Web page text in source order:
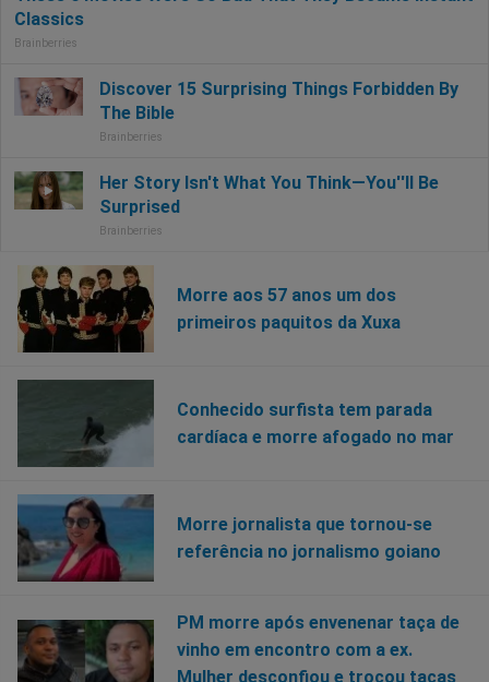
Morre aos 57 anos um dos
primeiros paquitos da Xuxa
Conhecido surfista tem parada
cardíaca e morre afogado no mar
Morre jornalista que tornou-se
referência no jornalismo goiano
PM morre após envenenar taça de
vinho em encontro com a ex.
Mulher desconfiou e trocou taças